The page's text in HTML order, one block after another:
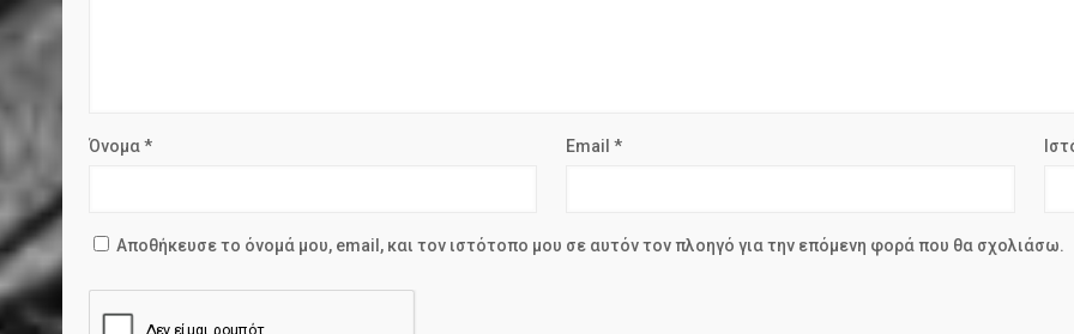
Όνομα* Email*
Αποθήκευσε το όνομά μου, email, και τον ιστότοπο μου σε αυτόν τον πλοηγό για την επόμενη φορά που θα σχολιάσω.